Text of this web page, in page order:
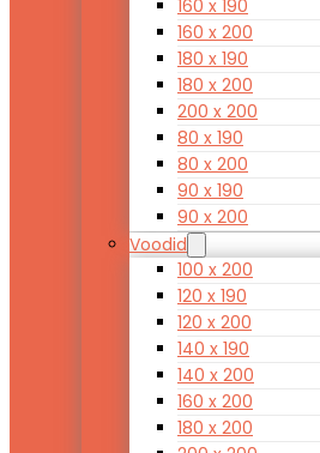
160 x 190
160 x 200
180 x 190
180 x 200
200 x 200
80 x 190
80 x 200
90 x 190
90 x 200
Voodid
100 x 200
120 x 190
120 x 200
140 x 190
140 x 200
160 x 200
180 x 200